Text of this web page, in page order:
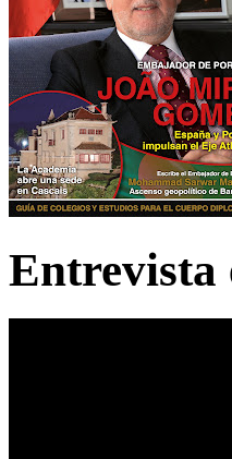
Entrevista